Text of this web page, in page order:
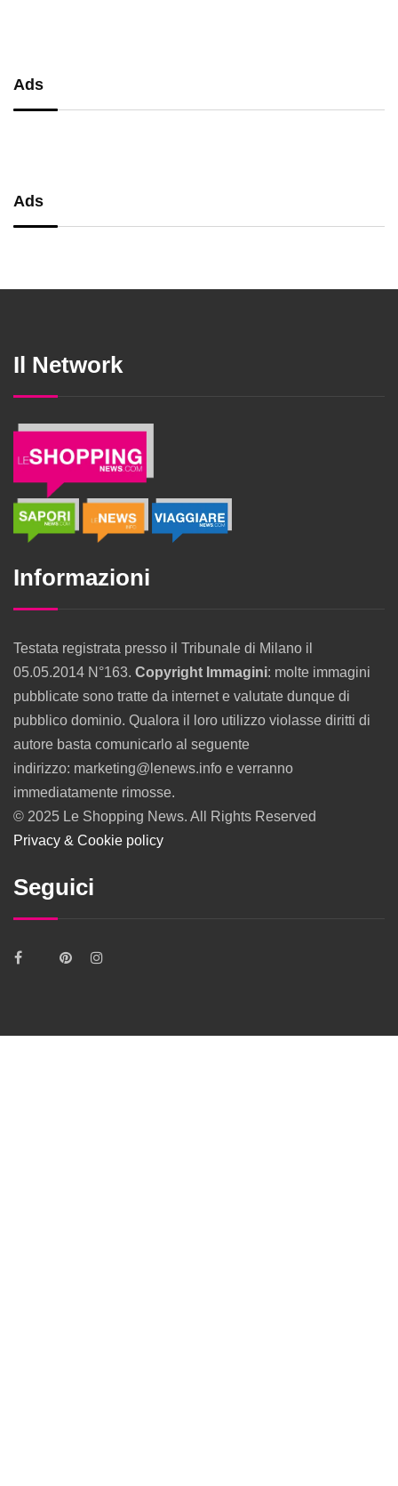
Ads
Ads
Il Network
Informazioni
Testata registrata presso il Tribunale di Milano il
05.05.2014 N°163. Copyright Immagini: molte immagini
pubblicate sono tratte da internet e valutate dunque di
pubblico dominio. Qualora il loro utilizzo violasse diritti di
autore basta comunicarlo al seguente
indirizzo: marketing@lenews.info e verranno
immediatamente rimosse.
© 2025 Le Shopping News. All Rights Reserved
Privacy & Cookie policy
Seguici